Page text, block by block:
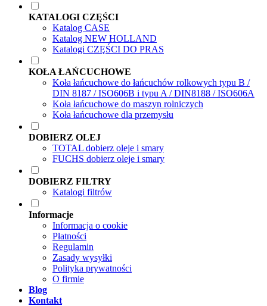
KATALOGI CZĘŚCI
Katalog CASE
Katalog NEW HOLLAND
Katalogi CZĘŚCI DO PRAS
KOŁA ŁAŃCUCHOWE
Koła łańcuchowe do łańcuchów rolkowych typu B /
DIN 8187 / ISO606B i typu A / DIN8188 / ISO606A
Koła łańcuchowe do maszyn rolniczych
Koła łańcuchowe dla przemysłu
DOBIERZ OLEJ
TOTAL dobierz oleje i smary
FUCHS dobierz oleje i smary
DOBIERZ FILTRY
Katalogi filtrów
Informacje
Informacja o cookie
Płatności
Regulamin
Zasady wysyłki
Polityka prywatności
O firmie
Blog
Kontakt